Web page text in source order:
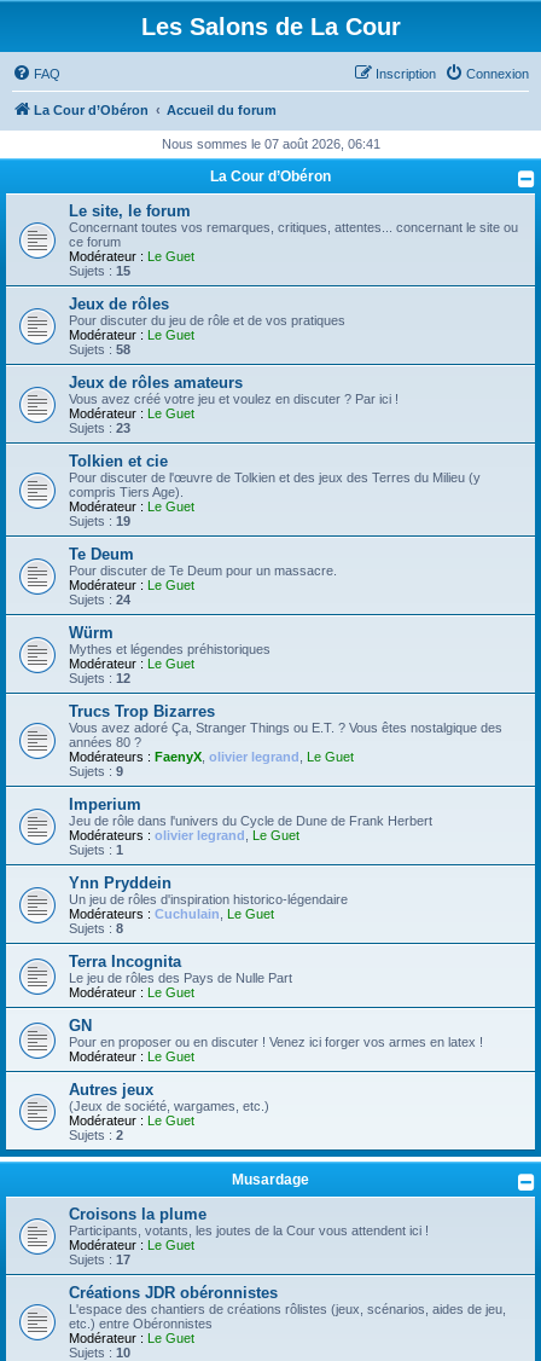
Les Salons de La Cour
FAQ Connexion
Inscription
La Cour d’Obéron Accueil du forum
Nous sommes le 07 août 2026, 06:41
La Cour d’Obéron
Le site, le forum
Concernant toutes vos remarques, critiques, attentes... concernant le site ou
ce forum
Modérateur : Le Guet
Sujets : 15
Jeux de rôles
Pour discuter du jeu de rôle et de vos pratiques
Modérateur : Le Guet
Sujets : 58
Jeux de rôles amateurs
Vous avez créé votre jeu et voulez en discuter ? Par ici !
Modérateur : Le Guet
Sujets : 23
Tolkien et cie
Pour discuter de l'œuvre de Tolkien et des jeux des Terres du Milieu (y
compris Tiers Age).
Modérateur : Le Guet
Sujets : 19
Te Deum
Pour discuter de Te Deum pour un massacre.
Modérateur : Le Guet
Sujets : 24
Würm
Mythes et légendes préhistoriques
Modérateur : Le Guet
Sujets : 12
Trucs Trop Bizarres
Vous avez adoré Ça, Stranger Things ou E.T. ? Vous êtes nostalgique des
années 80 ?
Modérateurs : FaenyX olivier legrand
Le Guet
Sujets : 9
Imperium
Jeu de rôle dans l'univers du Cycle de Dune de Frank Herbert
Modérateurs : olivier legrand
Le Guet
Sujets : 1
Ynn Pryddein
Un jeu de rôles d'inspiration historico-légendaire
Modérateurs : Cuchulain
Le Guet
Sujets : 8
Terra Incognita
Le jeu de rôles des Pays de Nulle Part
Modérateur : Le Guet
GN
Pour en proposer ou en discuter ! Venez ici forger vos armes en latex !
Modérateur : Le Guet
Autres jeux
(Jeux de société, wargames, etc.)
Modérateur : Le Guet
Sujets : 2
Musardage
Croisons la plume
Participants, votants, les joutes de la Cour vous attendent ici !
Modérateur : Le Guet
Sujets : 17
Créations JDR obéronnistes
L'espace des chantiers de créations rôlistes (jeux, scénarios, aides de jeu,
etc.) entre Obéronnistes
Modérateur : Le Guet
Sujets : 10